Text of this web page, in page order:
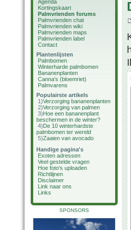
Agenda
Kortingskaart
Palmvrienden forums
Palmvrienden chat
Palmvrienden wiki
Palmvrienden maps
Palmvrienden label
Contact
Plantenlijsten
Palmbomen
Winterharde palmbomen
Bananenplanten
Canna's (bloemriet)
Palmvarens
Populairste artikels
1)Verzorging bananenplanten
2)Verzorging van palmen
3)Hoe een bananenplant
beschermen in de winter?
4)De 10 winterhardste
palmbomen ter wereld
5)Zaaien van avocado
Handige pagina's
Exoten adressen
Veel gestelde vragen
Hoe foto's uploaden
Richtlijnen
Disclaimer
Link naar ons
Links
SPONSORS